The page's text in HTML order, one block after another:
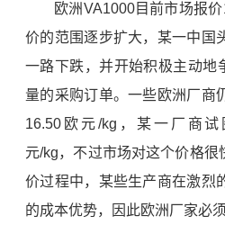
欧洲VA1000目前市场报
价的范围逐步扩大，某一中国
一路下跌，并开始积极主动地
量的采购订单。一些欧洲厂商
16.50欧元/kg，某一厂商
元/kg，不过市场对这个价格很
价过程中，某些生产商在激烈
的成本优势，因此欧洲厂家必